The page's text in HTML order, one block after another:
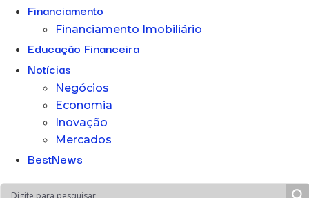
Financiamento
Financiamento Imobiliário
Educação Financeira
Notícias
Negócios
Economia
Inovação
Mercados
BestNews